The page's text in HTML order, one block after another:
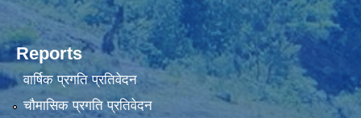
Reports
वार्षिक प्रगति प्रतिवेदन
चौमासिक प्रगति प्रतिवेदन